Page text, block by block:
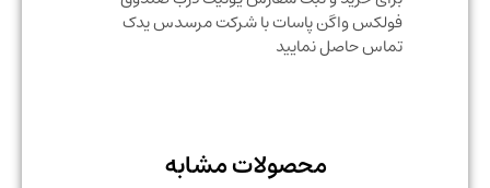
فولکس واگن پاسات با شرکت مرسدس یدک
تماس حاصل نمایید
محصولات مشابه